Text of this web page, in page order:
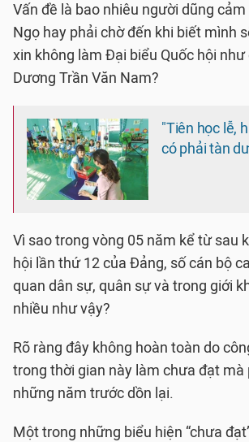
Vấn đề là bao nhiêu người dũng
Ngọ hay phải chờ đến khi biết mình
xin không làm Đại biểu Quốc hội
Dương Trần Văn Nam?
"Tiên học lễ,
có phải tàn
Vì sao trong vòng 05 năm kể từ sau
hội lần thứ 12 của Đảng, số cán bộ
quan dân sự, quân sự và trong giới
nhiều như vậy?
Rõ ràng đây không hoàn toàn do
trong thời gian này làm chưa đạt mà
những năm trước dồn lại.
Một trong những biểu hiện “chưa